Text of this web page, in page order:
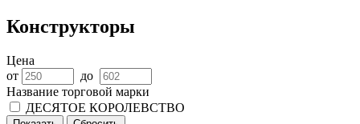
Конструкторы
Цена
от
до
Название торговой марки
ДЕСЯТОЕ КОРОЛЕВСТВО